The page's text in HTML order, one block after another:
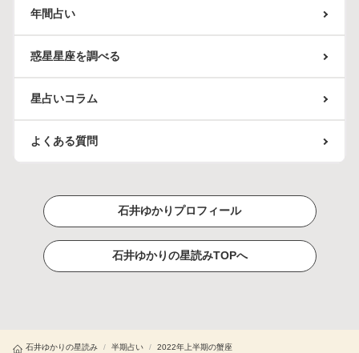
年間占い
惑星星座を調べる
星占いコラム
よくある質問
石井ゆかりプロフィール
石井ゆかりの星読みTOPへ
石井ゆかりの星読み / 半期占い / 2022年上半期の蟹座